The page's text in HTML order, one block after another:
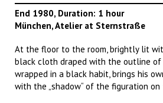
End 1980, Duration: 1 hour
München, Atelier at Sternstraße
At the floor to the room, brightly lit
black cloth draped with the outline of
wrapped in a black habit, brings his
with the „shadow“ of the figuration on